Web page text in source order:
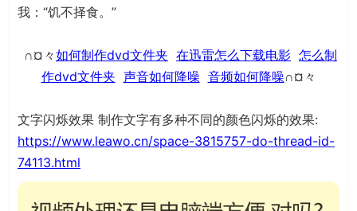
我：“饥不择食。”
∩¤々如何制作dvd文件夹 在迅雷怎么下载电影 怎么制
作dvd文件夹 声音如何降噪 音频如何降噪∩¤々
文字闪烁效果 制作文字有多种不同的颜色闪烁的效果:
https://www.leawo.cn/space-3815757-do-thread-id-
74113.html